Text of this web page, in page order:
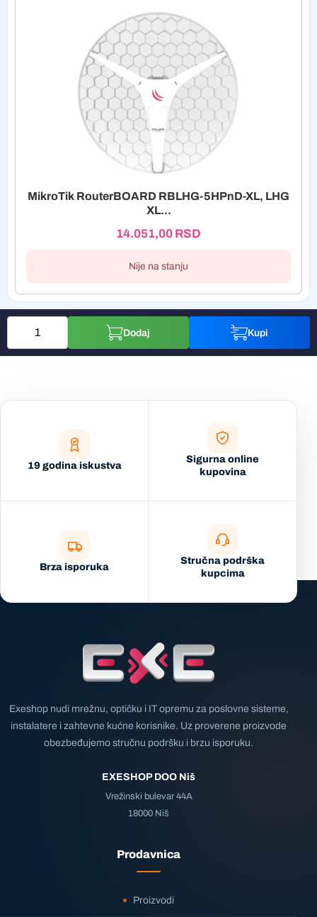
MikroTik RouterBOARD RBLHG-5HPnD-XL, LHG
XL...
14.051,00 RSD
Nije na stanju
Dodaj Kupi
19 godina iskustva
Sigurna online
kupovina
Brza isporuka
Stručna podrška
kupcima
Exeshop nudi mrežnu, optičku i IT opremu za poslovne sisteme,
instalatere i zahtevne kućne korisnike. Uz proverene proizvode
obezbeđujemo stručnu podršku i brzu isporuku.
EXESHOP DOO Niš
Vrežinski bulevar 44A
18000 Niš
Prodavnica
Proizvodi